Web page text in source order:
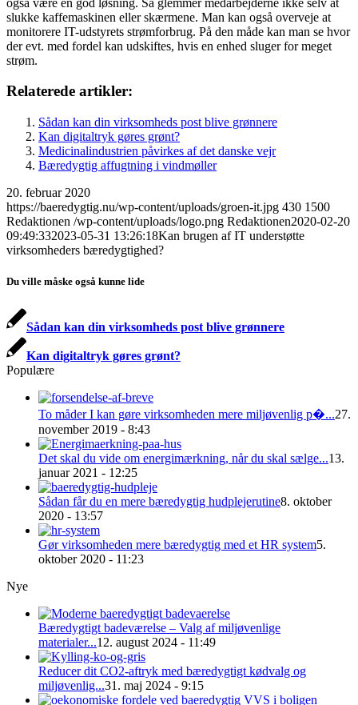
slukke kaffemaskinen eller skærmene. Man kan også overveje at
monitorere IT-udstyrets strømforbrug. På den måde kan man se hvor
der evt. med fordel kan udskiftes, hvis en enhed sluger for meget
strøm.
Relaterede artikler:
Sådan kan din virksomheds post blive grønnere
Kan digitaltryk gøres grønt?
Medicinalindustrien påvirkes af det danske vejr
Bæredygtig affugtning i vindmøller
20. februar 2020
https://baeredygtig.nu/wp-content/uploads/groen-it.jpg 430 1500
Redaktionen /wp-content/uploads/logo.png Redaktionen2020-02-20
09:49:332023-05-31 13:26:18Kan brugen af IT understøtte
virksomheders bæredygtighed?
Du ville måske også kunne lide
Sådan kan din virksomheds post blive grønnere
Kan digitaltryk gøres grønt?
Populære
To måder I kan gøre virksomheden mere miljøvenlig p�...27.
november 2019 - 8:43
Det skal du vide om energimærkning, når du skal sælge...13.
januar 2021 - 12:25
Sådan får du en mere bæredygtig hudplejerutine8. oktober
2020 - 13:57
Gør virksomheden mere bæredygtig med et HR system5.
oktober 2020 - 11:23
Nye
Bæredygtigt badeværelse – Valg af miljøvenlige
materialer...12. august 2024 - 11:49
Reducer dit CO2-aftryk med bæredygtigt kødvalg og
miljøvenlig...31. maj 2024 - 9:15